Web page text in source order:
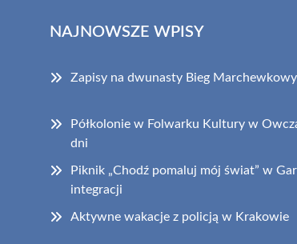
NAJNOWSZE WPISY
Zapisy na dwunasty Bieg
Półkolonie w Folwarku Kultury w
dni
Piknik „Chodź pomaluj mój świat” w
integracji
Aktywne wakacje z policją w Krakowie